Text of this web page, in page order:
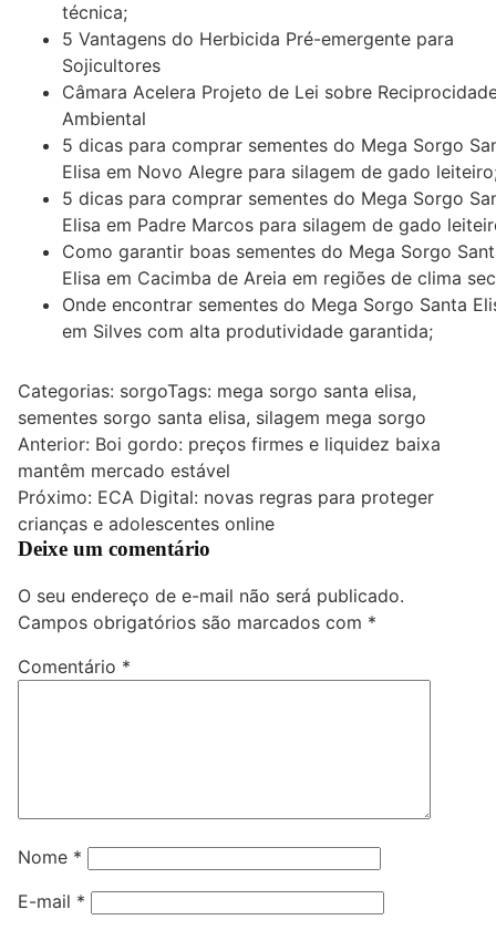
técnica;
5 Vantagens do Herbicida Pré-emergente para
Sojicultores
Câmara Acelera Projeto de Lei sobre
Ambiental
5 dicas para comprar sementes do Mega Sorgo
Elisa em Novo Alegre para silagem de gado
5 dicas para comprar sementes do Mega Sorgo
Elisa em Padre Marcos para silagem de gado
Como garantir boas sementes do Mega Sorgo
Elisa em Cacimba de Areia em regiões de clima
Onde encontrar sementes do Mega Sorgo Santa
em Silves com alta produtividade garantida;
Categorias: sorgoTags: mega sorgo santa elisa,
sementes sorgo santa elisa, silagem mega sorgo
Navegação
de
Post
Anterior: Boi gordo: preços firmes e liquidez baixa
mantêm mercado estável
Próximo: ECA Digital: novas regras para proteger
crianças e adolescentes online
Deixe um comentário
O seu endereço de e-mail não será publicado.
Campos obrigatórios são marcados com *
Comentário *
Nome *
E-mail *